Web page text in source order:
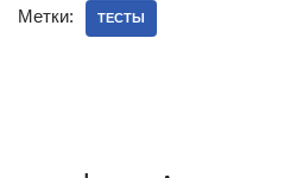
Метки: ТЕСТЫ